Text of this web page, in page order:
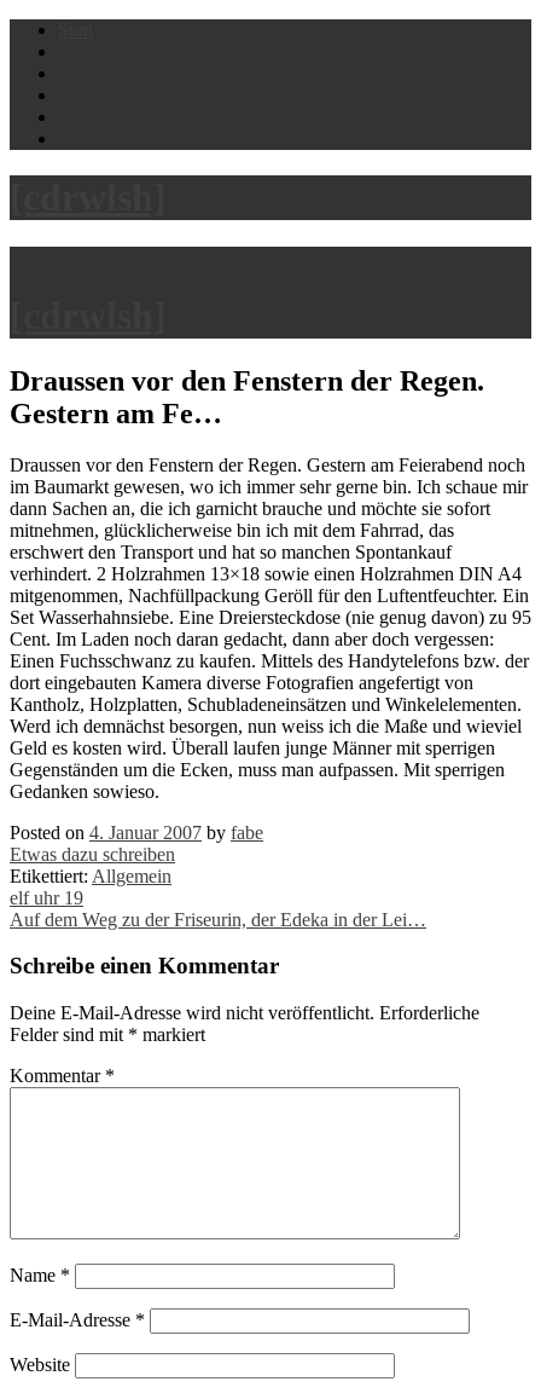
Skip
content
Draussen vor den Fenstern der Regen.
Gestern am Fe…
Draussen vor den Fenstern der Regen. Gestern am Feierabend noch
im Baumarkt gewesen, wo ich immer sehr gerne bin. Ich schaue mir
dann Sachen an, die ich garnicht brauche und möchte sie sofort
mitnehmen, glücklicherweise bin ich mit dem Fahrrad, das
erschwert den Transport und hat so manchen Spontankauf
verhindert. 2 Holzrahmen 13×18 sowie einen Holzrahmen DIN A4
mitgenommen, Nachfüllpackung Geröll für den Luftentfeuchter. Ein
Set Wasserhahnsiebe. Eine Dreiersteckdose (nie genug davon) zu 95
Cent. Im Laden noch daran gedacht, dann aber doch vergessen:
Einen Fuchsschwanz zu kaufen. Mittels des Handytelefons bzw. der
dort eingebauten Kamera diverse Fotografien angefertigt von
Kantholz, Holzplatten, Schubladeneinsätzen und Winkelelementen.
Werd ich demnächst besorgen, nun weiss ich die Maße und wieviel
Geld es kosten wird. Überall laufen junge Männer mit sperrigen
Gegenständen um die Ecken, muss man aufpassen. Mit sperrigen
Gedanken sowieso.
Posted on 4. Januar 2007 by fabe
Etwas dazu schreiben
Etikettiert: Allgemein
Post
navigation
elf uhr 19
Auf dem Weg zu der Friseurin, der Edeka in der Lei…
Schreibe einen Kommentar
Deine E-Mail-Adresse wird nicht veröffentlicht. Erforderliche
Felder sind mit * markiert
Kommentar *
Name *
E-Mail-Adresse *
Website